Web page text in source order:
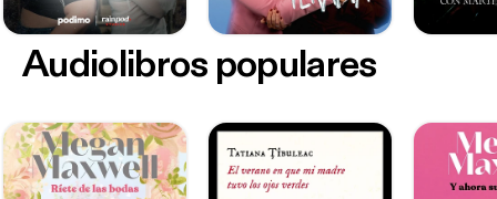
Audiolibros populares